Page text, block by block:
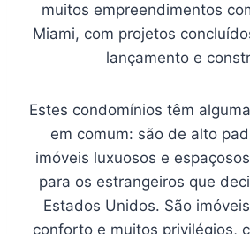
muitos empreendimentos
Miami, com projetos
lançamento e
Estes condomínios têm
em comum: são de alto
imóveis luxuosos e
para os estrangeiros que
Estados Unidos. São
conforto e muitos privilégios,